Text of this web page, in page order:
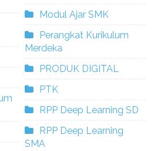
Modul Ajar SMK
Perangkat Kurikulum
Merdeka
PRODUK DIGITAL
PTK
RPP Deep Learning SD
RPP Deep Learning
SMA